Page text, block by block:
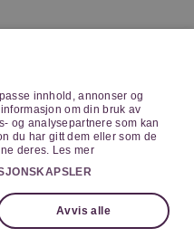
innhold, annonser og
om din bruk av
og analysepartnere som kan
du har gitt dem eller som de
deres. Les mer
Avvis alle